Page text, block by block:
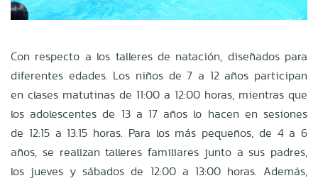
Con respecto a los talleres de natación, diseñados para
diferentes edades. Los niños de 7 a 12 años participan
en clases matutinas de 11:00 a 12:00 horas, mientras que
los adolescentes de 13 a 17 años lo hacen en sesiones
de 12:15 a 13:15 horas. Para los más pequeños, de 4 a 6
años, se realizan talleres familiares junto a sus padres,
los jueves y sábados de 12:00 a 13:00 horas. Además,